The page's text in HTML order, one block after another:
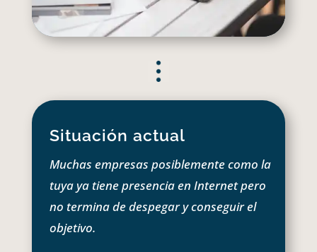
Situación actual
Muchas empresas posiblemente como la
tuya ya tiene presencia en Internet pero
no termina de despegar y conseguir el
objetivo.